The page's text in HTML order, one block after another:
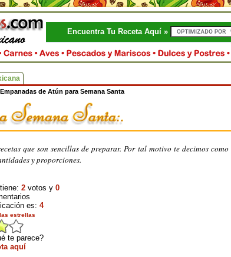
Encuentra Tu Receta Aquí »
Empanadas de Atún para Semana Santa
que son sencillas de preparar. Por tal motivo te decimos
y proporciones.
2 votos y 0
es: 4
estrellas
te parece?
aquí